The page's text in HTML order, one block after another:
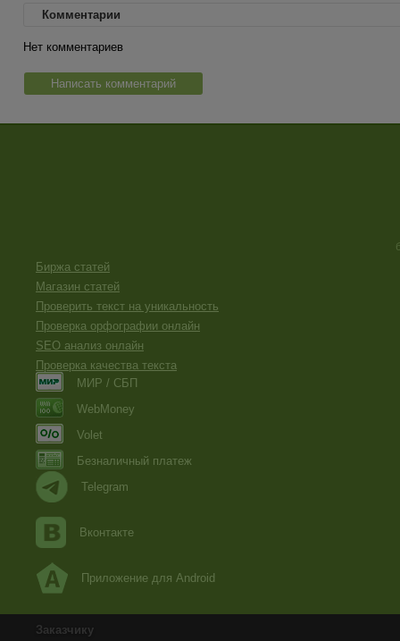
Комментарии
Нет комментариев
Написать комментарий
Биржа статей
Магазин статей
Проверить текст на уникальность
Проверка орфографии онлайн
SEO анализ онлайн
Проверка качества текста
МИР / СБП
WebMoney
Volet
Безналичный платеж
Telegram
Вконтакте
Приложение для Android
Заказчику